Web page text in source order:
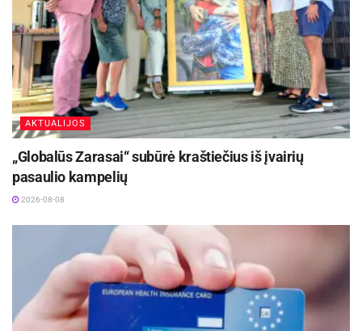
AKTUALIJOS
„Globalūs Zarasai“ subūrė kraštiečius iš įvairių
pasaulio kampelių
2026-08-08